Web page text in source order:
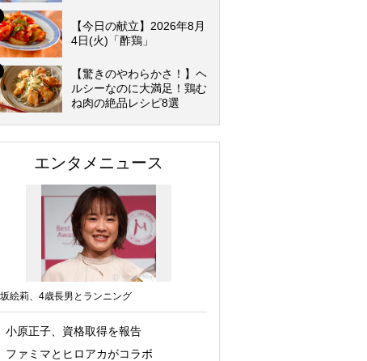
【今日の献立】2026年8月
4日(火)「酢鶏」
【驚きのやわらかさ！】ヘ
ルシーなのに大満足！鶏む
ね肉の絶品レシピ8選
エンタメニュース
絵莉、4歳長男とランニング
小原正子、資格取得を報告
ファミマとヒロアカがコラボ